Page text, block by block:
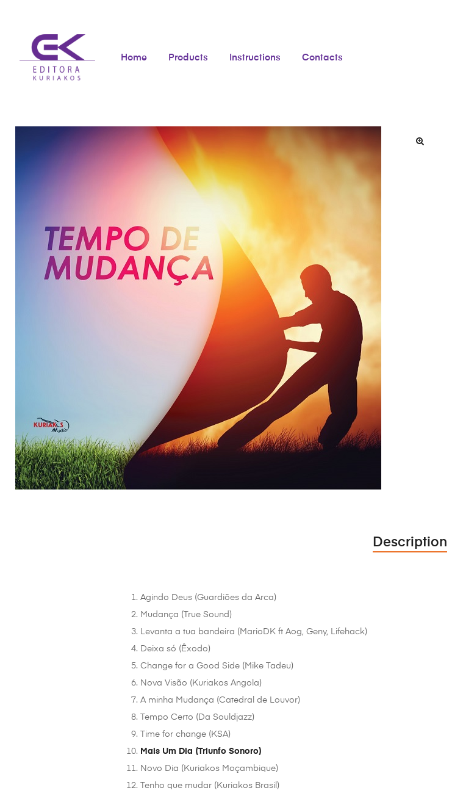
Home Products Instructions Contacts
Description
Agindo Deus (Guardiões da Arca)
Mudança (True Sound)
Levanta a tua bandeira (MarioDK ft Aog, Geny, Lifehack)
Deixa só (Êxodo)
Change for a Good Side (Mike Tadeu)
Nova Visão (Kuriakos Angola)
A minha Mudança (Catedral de Louvor)
Tempo Certo (Da Souldjazz)
Time for change (KSA)
Mais Um Dia (Triunfo Sonoro)
Novo Dia (Kuriakos Moçambique)
Tenho que mudar (Kuriakos Brasil)